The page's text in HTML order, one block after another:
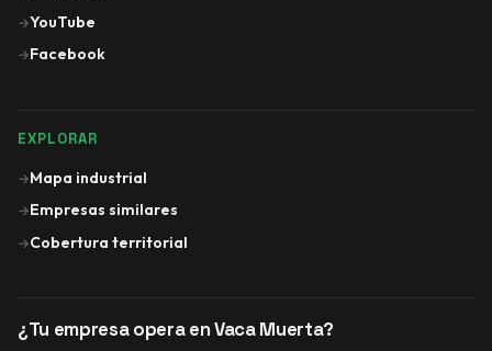
→YouTube
→Facebook
EXPLORAR
→Mapa industrial
→Empresas similares
→Cobertura territorial
¿Tu empresa opera en Vaca Muerta?